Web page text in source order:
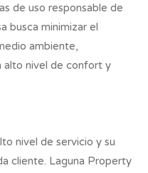
de uso responsable de
busca minimizar el
ambiente,
alto nivel de confort y
nivel de servicio y su
cliente. Laguna Property